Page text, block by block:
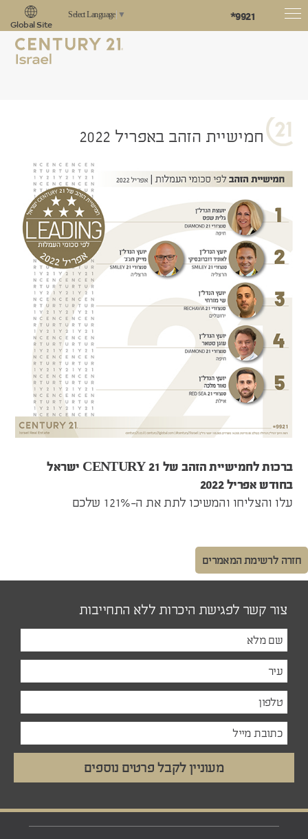
*9921
Select Language ▼
Global Site
חמישיית הזהב באפריל 2022
ברכות לחמישיית הזהב של CENTURY 21 ישראל
בחודש אפריל 2022
עלו והצליחו והמשיכו לתת את ה-121% שלכם
חזרה לרשימת המאמרים
צור קשר לפגישת היכרות ללא התחייבות